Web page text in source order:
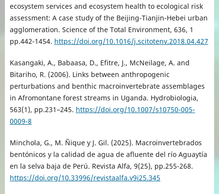
ecosystem services and ecosystem health to ecological risk
assessment: A case study of the Beijing-Tianjin-Hebei urban
agglomeration. Science of the Total Environment, 636, 1
pp.442-1454. https://doi.org/10.1016/j.scitotenv.2018.04.427
Kasangaki, A., Babaasa, D., Efitre, J., McNeilage, A. and
Bitariho, R. (2006). Links between anthropogenic
perturbations and benthic macroinvertebrate assemblages
in Afromontane forest streams in Uganda. Hydrobiologia,
563(1), pp.231–245. https://doi.org/10.1007/s10750-005-
0009-8
Minchola, G., M. Ñique y J. Gil. (2025). Macroinvertebrados
bentónicos y la calidad de agua de afluente del río Aguaytía
en la selva baja de Perú. Revista Alfa, 9(25), pp.255-268.
https://doi.org/10.33996/revistaalfa.v9i25.345